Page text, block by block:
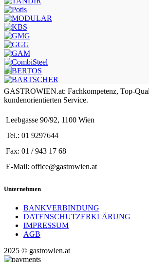
GASTROWIEN.at: Fachkompetenz, Top-
kundenorientierten Service.
Leebgasse 90/92, 1100 Wien
Tel.: 01 9297644
Fax: 01 / 943 17 68
E-Mail: office@gastrowien.at
Unternehmen
BANKVERBINDUNG
DATENSCHUTZERKLÄRUNG
IMPRESSUM
AGB
2025 © gastrowien.at